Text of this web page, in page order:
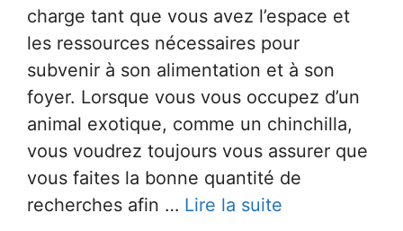
charge tant que vous avez l’espace et
les ressources nécessaires pour
subvenir à son alimentation et à son
foyer. Lorsque vous vous occupez d’un
animal exotique, comme un chinchilla,
vous voudrez toujours vous assurer que
vous faites la bonne quantité de
recherches afin … Lire la suite